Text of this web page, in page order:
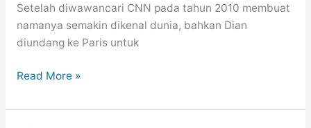
Setelah diwawancari CNN pada tahun 2010 membuat
namanya semakin dikenal dunia, bahkan Dian
diundang ke Paris untuk
50
Model
Read More »